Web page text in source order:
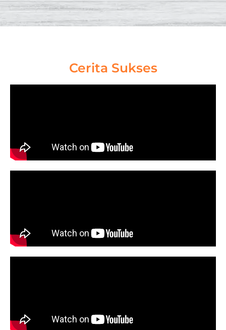
Kolaborasi antara Coach, Mentor dan Support
Orang Tua menghasilkan pencapaian terbaik,
prestasi serta kelulusan terbaik di Sekolah
Kedinasan Impian.Cerita Sukses